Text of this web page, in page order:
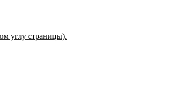
углу страницы).